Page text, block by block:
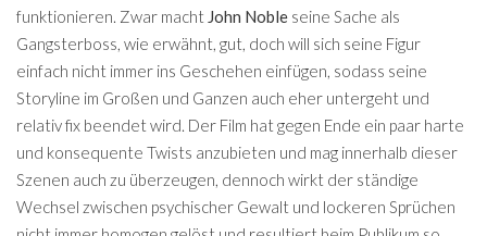
funktionieren. Zwar macht John Noble seine Sache als
Gangsterboss, wie erwähnt, gut, doch will sich seine Figur
einfach nicht immer ins Geschehen einfügen, sodass seine
Storyline im Großen und Ganzen auch eher untergeht und
relativ fix beendet wird. Der Film hat gegen Ende ein paar harte
und konsequente Twists anzubieten und mag innerhalb dieser
Szenen auch zu überzeugen, dennoch wirkt der ständige
Wechsel zwischen psychischer Gewalt und lockeren Sprüchen